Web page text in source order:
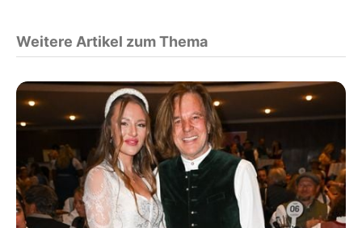
Weitere Artikel zum Thema